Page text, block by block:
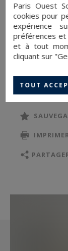
Une cave et
complètent
Possibilité
Paris Ouest
Paris Ouest
cookies pour
expérience
préférences et
et à tout
cliquant sur
TOUT